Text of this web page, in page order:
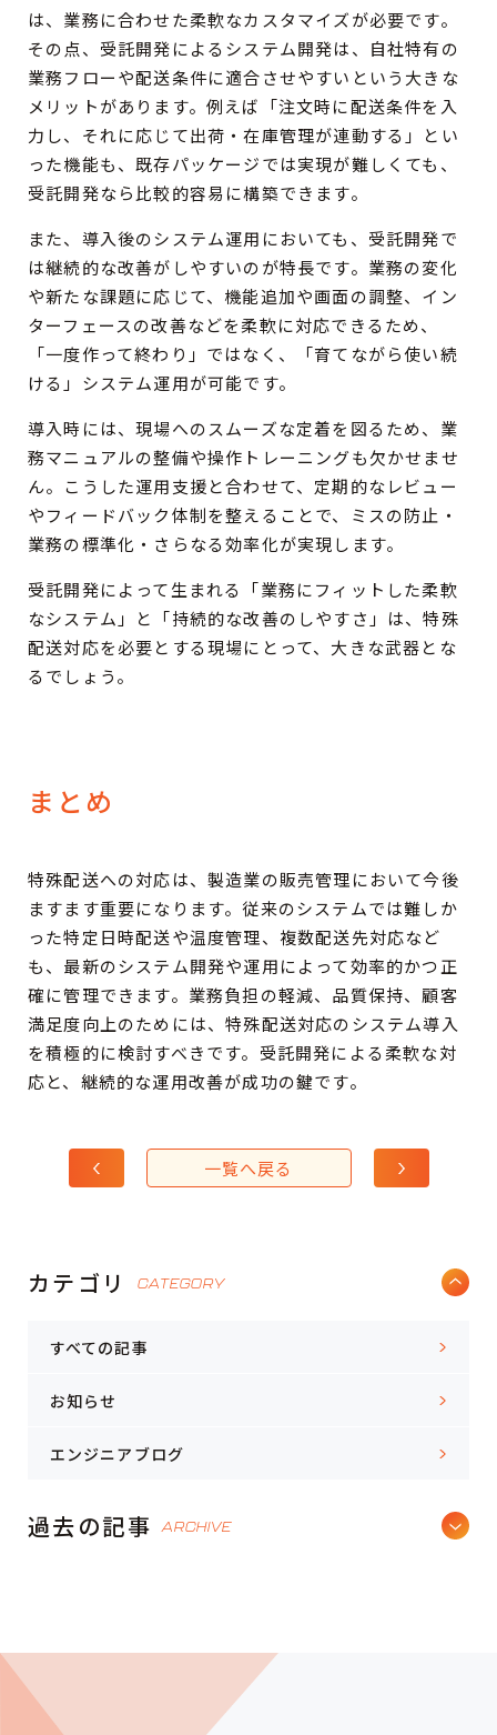
は、業務に合わせた柔軟なカスタマイズが必要です。
その点、受託開発によるシステム開発は、自社特有の
業務フローや配送条件に適合させやすいという大きな
メリットがあります。例えば「注文時に配送条件を入
力し、それに応じて出荷・在庫管理が連動する」とい
った機能も、既存パッケージでは実現が難しくても、
受託開発なら比較的容易に構築できます。
また、導入後のシステム運用においても、受託開発で
は継続的な改善がしやすいのが特長です。業務の変化
や新たな課題に応じて、機能追加や画面の調整、イン
ターフェースの改善などを柔軟に対応できるため、
「一度作って終わり」ではなく、「育てながら使い続
ける」システム運用が可能です。
導入時には、現場へのスムーズな定着を図るため、業
務マニュアルの整備や操作トレーニングも欠かせませ
ん。こうした運用支援と合わせて、定期的なレビュー
やフィードバック体制を整えることで、ミスの防止・
業務の標準化・さらなる効率化が実現します。
受託開発によって生まれる「業務にフィットした柔軟
なシステム」と「持続的な改善のしやすさ」は、特殊
配送対応を必要とする現場にとって、大きな武器とな
るでしょう。
まとめ
特殊配送への対応は、製造業の販売管理において今後
ますます重要になります。従来のシステムでは難しか
った特定日時配送や温度管理、複数配送先対応など
も、最新のシステム開発や運用によって効率的かつ正
確に管理できます。業務負担の軽減、品質保持、顧客
満足度向上のためには、特殊配送対応のシステム導入
を積極的に検討すべきです。受託開発による柔軟な対
応と、継続的な運用改善が成功の鍵です。
一覧へ戻る
カテゴリ CATEGORY
すべての記事
お知らせ
エンジニアブログ
過去の記事 ARCHIVE